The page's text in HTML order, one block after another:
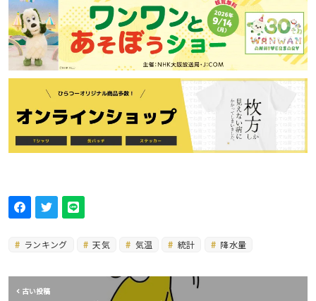
ランキング 天気 気温 統計 降水量
古い投稿